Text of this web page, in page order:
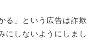
る」という広告は詐欺
にしないようにしまし